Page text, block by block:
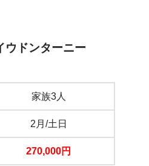
ドンターニー
家族3人
2月/土日
270,000円